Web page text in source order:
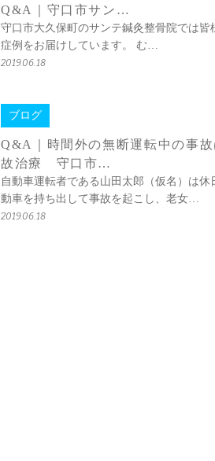
Q&A｜守口市サン…
守口市大久保町のサンテ鍼灸整骨院では
症例をお届けしています。 む…
2019.06.18
ブログ
Q&A｜時間外の無断運転中の事
故治療 守口市…
自動車運転者である山田太郎（仮名）は
動車を持ち出して事故を起こし、老女…
2019.06.18